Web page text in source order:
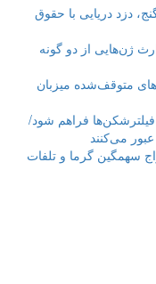
دزد دریایی با حقوق
ژن‌هایی از دو گونه
متوقف‌شده میزبان
فراهم شود/
می‌کنند
سهمگین گرما و تلفات